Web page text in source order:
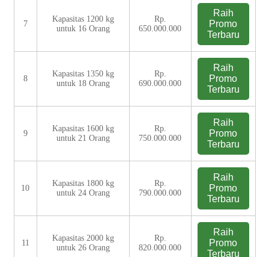
7
Kapasitas 1200 kg
untuk 16 Orang
Rp.
650.000.000
Raih
Promo
Terbaru
8
Kapasitas 1350 kg
untuk 18 Orang
Rp.
690.000.000
Raih
Promo
Terbaru
9
Kapasitas 1600 kg
untuk 21 Orang
Rp.
750.000.000
Raih
Promo
Terbaru
10
Kapasitas 1800 kg
untuk 24 Orang
Rp.
790.000.000
Raih
Promo
Terbaru
11
Kapasitas 2000 kg
untuk 26 Orang
Rp.
820.000.000
Raih
Promo
Terbaru